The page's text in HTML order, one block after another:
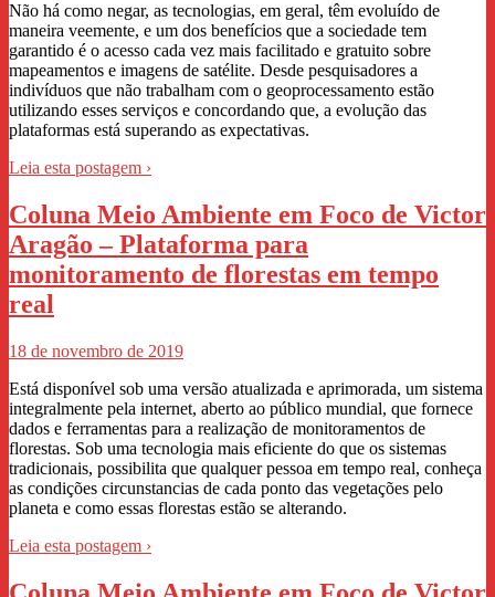
Não há como negar, as tecnologias, em geral, têm evoluído de
maneira veemente, e um dos benefícios que a sociedade tem
garantido é o acesso cada vez mais facilitado e gratuito sobre
mapeamentos e imagens de satélite. Desde pesquisadores a
indivíduos que não trabalham com o geoprocessamento estão
utilizando esses serviços e concordando que, a evolução das
plataformas está superando as expectativas.
Leia esta postagem ›
Coluna Meio Ambiente em Foco de Victor
Aragão – Plataforma para
monitoramento de florestas em tempo
real
18 de novembro de 2019
Está disponível sob uma versão atualizada e aprimorada, um sistema
integralmente pela internet, aberto ao público mundial, que fornece
dados e ferramentas para a realização de monitoramentos de
florestas. Sob uma tecnologia mais eficiente do que os sistemas
tradicionais, possibilita que qualquer pessoa em tempo real, conheça
as condições circunstancias de cada ponto das vegetações pelo
planeta e como essas florestas estão se alterando.
Leia esta postagem ›